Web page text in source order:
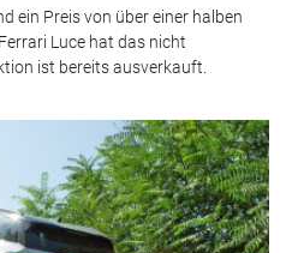
ein Preis von über einer halben
Luce hat das nicht
ist bereits ausverkauft.